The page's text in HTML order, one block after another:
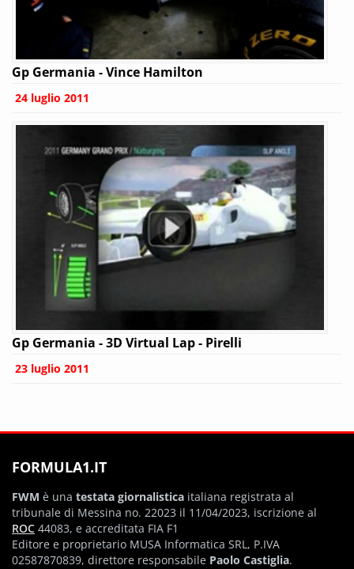
Gp Germania - Vince Hamilton
24 luglio 2011
Gp Germania - 3D Virtual Lap - Pirelli
23 luglio 2011
FORMULA1.IT
FWM è una testata giornalistica italiana registrata al
tribunale di Messina no. 22023 il 11/04/2023, iscrizione al
ROC 44083, e accreditata FIA F1
Editore e proprietario MUSA Informatica SRL, P.IVA
02587870839, direttore responsabile Paolo Castiglia.